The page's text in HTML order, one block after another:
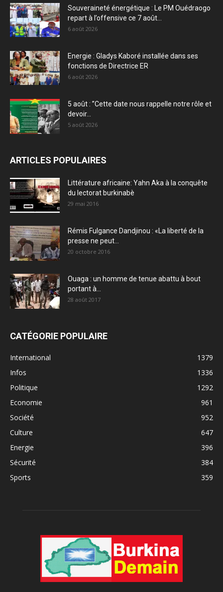
Souveraineté énergétique : Le PM Ouédraogo
repart à l’offensive ce 7 août...
6 août 2026
Energie : Gladys Kaboré installée dans ses
fonctions de Directrice ER
6 août 2026
5 août : ”Cette date nous rappelle notre rôle et
devoir...
5 août 2026
ARTICLES POPULAIRES
Littérature africaine: Yahn Aka à la conquête
du lectorat burkinabè
29 mai 2016
Rémis Fulgance Dandjinou : «La liberté de la
presse ne peut...
20 octobre 2016
Ouaga : un homme de tenue abattu à bout
portant à...
28 août 2017
CATÉGORIE POPULAIRE
International
1379
Infos
1336
Politique
1292
Economie
961
Société
952
Culture
647
Energie
396
Sécurité
384
Sports
359